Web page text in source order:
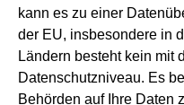
B2B-Lösungen
Unternehmen
Nachhaltigkeit ist die
App. Um die
transparent zu
der vorhandenen
kann es zu einer
der EU, insbesondere in
Ländern besteht kein mit
Datenschutzniveau. Es
Behörden auf Ihre Daten